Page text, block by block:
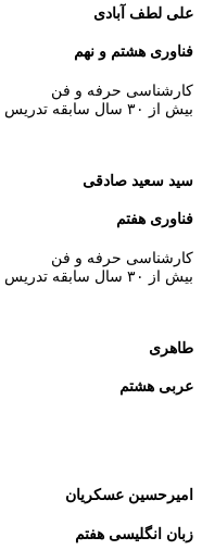
علی لطف آبادی
فناوری هشتم و نهم
کارشناسی حرفه و فن
بیش از ۳۰ سال سابقه تدریس
سید سعید صادقی
فناوری هفتم
کارشناسی حرفه و فن
بیش از ۳۰ سال سابقه تدریس
طاهری
عربی هشتم
امیرحسین عسکریان
زبان انگلیسی هفتم